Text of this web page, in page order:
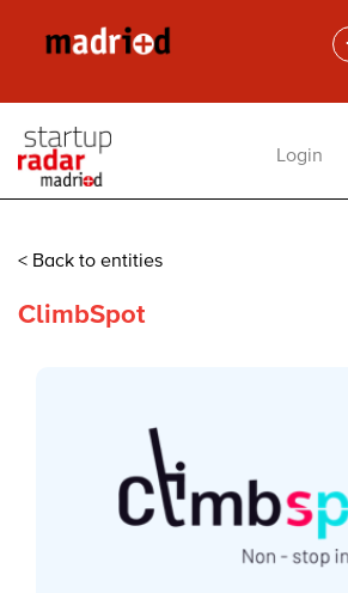
Login
< Back to entities
ClimbSpot